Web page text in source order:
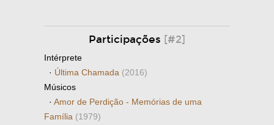
Participações [#2]
Intérprete
· Última Chamada (2016)
Músicos
· Amor de Perdição - Memórias de uma
Família (1979)